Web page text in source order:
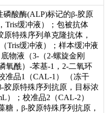
磷酸酶(ALP)标记的β-胶原
Tris缓冲液）；包被抗体
原特殊序列单克隆抗体，
Tris缓冲液）；样本缓冲液
底物液（3-（2-螺旋金刚
氧酰）-苯基-1，2-二氧环
准品1（CAL-1） （冻干
胶原特殊序列抗原，目标浓
）；校准品2（CAL-2）
糖，β-胶原特殊序列抗原，